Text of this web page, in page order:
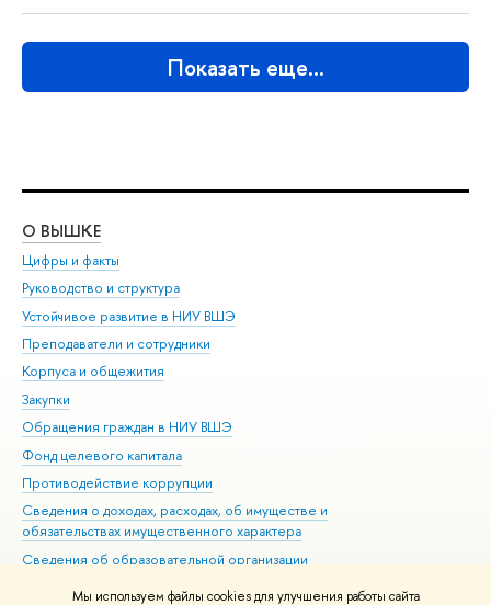
Мы используем файлы cookies для улучшения работы сайта
Показать еще…
О ВЫШКЕ
Цифры и факты
Руководство и структура
Устойчивое развитие в НИУ ВШЭ
Преподаватели и сотрудники
Корпуса и общежития
Закупки
Обращения граждан в НИУ ВШЭ
Фонд целевого капитала
Противодействие коррупции
Сведения о доходах, расходах, об имуществе и
обязательствах имущественного характера
Сведения об образовательной организации
Людям с ограниченными возможностями здоровья